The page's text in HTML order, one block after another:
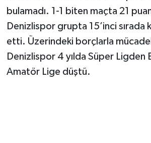
bulamadı. 1-1 biten maçta 21
Denizlispor grupta 15’inci sırada
etti. Üzerindeki borçlarla
Denizlispor 4 yılda Süper Ligden
Amatör Lige düştü.